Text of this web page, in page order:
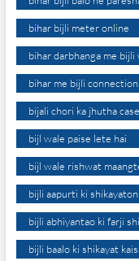
bihar bijli meter online
bihar darbhanga me bijli
bihar me bijli
bijali chori ka jhutha case
bijl wale paise lete hai
bijl wale rishwat
bijli aapurti ki
bijli abhiyantao ki farji
bijli baalo ki shikayat